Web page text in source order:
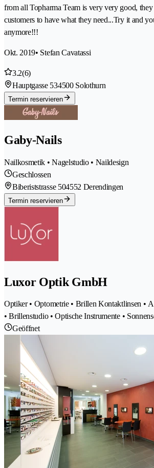
from all Topharma Team is very very good,
customers to have what they need...Try it and
anymore!!!
Okt. 2019• Stefan Cavatassi
3.2(6)
Hauptgasse 534500 Solothurn
Termin reservieren
Gaby-Nails
Nailkosmetik • Nagelstudio • Naildesign
Geschlossen
Biberiststrasse 504552 Derendingen
Termin reservieren
Luxor Optik GmbH
Optiker • Optometrie • Brillen Kontaktlinsen •
• Brillenstudio • Optische Instrumente •
Geöffnet